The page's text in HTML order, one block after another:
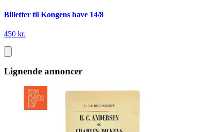
Billetter til Kongens have 14/8
450 kr.
Lignende annoncer